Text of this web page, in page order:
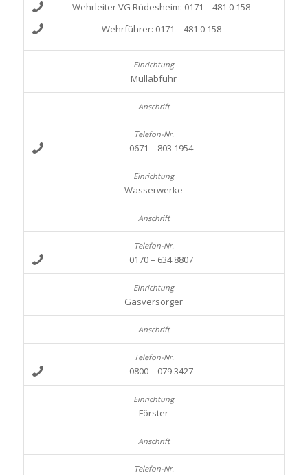
Wehrleiter VG Rüdesheim: 0171 – 481 0 158
Wehrführer: 0171 – 481 0 158
Müllabfuhr
0671 – 803 1954
Wasserwerke
0170 – 634 8807
Gasversorger
0800 – 079 3427
Förster